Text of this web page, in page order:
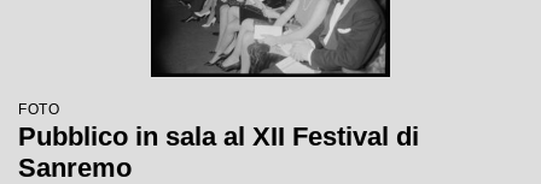
FOTO
Pubblico in sala al XII Festival di
Sanremo